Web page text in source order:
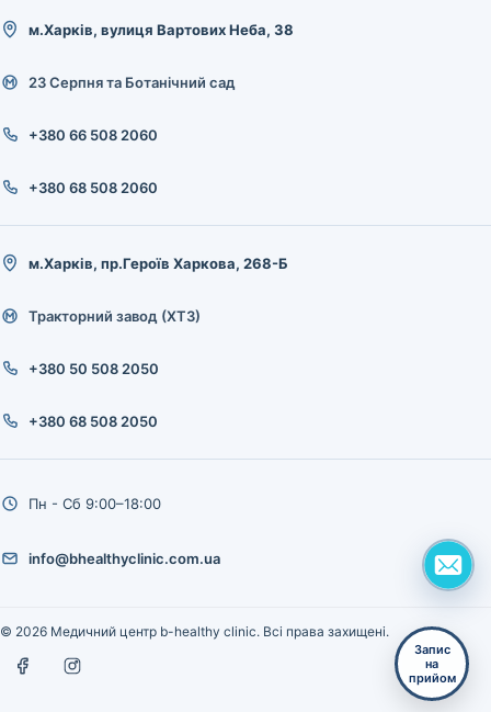
м.Харків, вулиця Вартових Неба, 38
23 Серпня та Ботанічний сад
+380 66 508 2060
+380 68 508 2060
м.Харків, пр.Героїв Харкова, 268-Б
Тракторний завод (ХТЗ)
+380 50 508 2050
+380 68 508 2050
Пн - Сб 9:00–18:00
info@bhealthyclinic.com.ua
© 2026 Медичний центр b-healthy clinic. Всі права захищені.
Запис
на
прийом